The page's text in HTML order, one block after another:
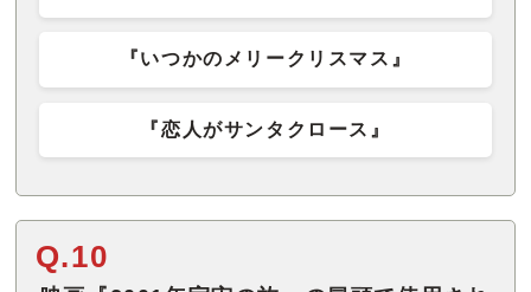
『いつかのメリークリスマス』
『恋人がサンタクロース』
Q.10